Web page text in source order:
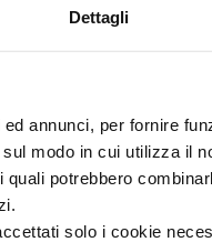
Dettagli
annunci, per fornire
modo in cui utilizza il
potrebbero
solo i cookie